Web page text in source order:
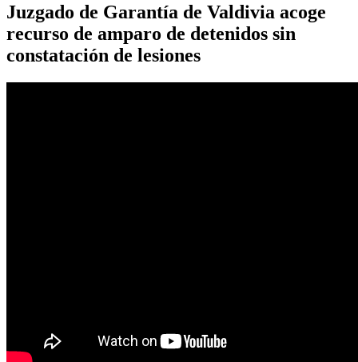
Juzgado de Garantía de Valdivia acoge
recurso de amparo de detenidos sin
constatación de lesiones